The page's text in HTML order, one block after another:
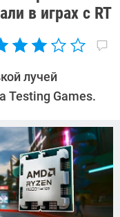
в играх с RT
лучей
Testing Games.